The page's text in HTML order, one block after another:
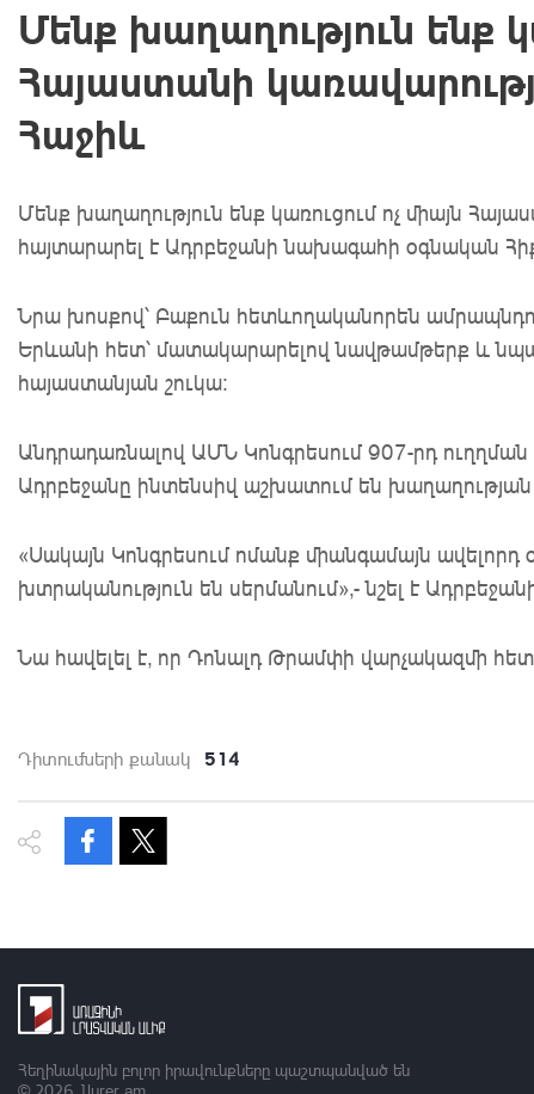
Մենք խաղաղություն ենք
Հայաստանի
Հաջիև
Մենք խաղաղություն ենք կառուցում ոչ միայն
հայտարարել է Ադրբեջանի նախագահի օգնական
Նրա խոսքով՝ Բաքուն հետևողականորեն
Երևանի հետ՝ մատակարարելով նավթամթերք և
հայաստանյան շուկա։
Անդրադառնալով ԱՄՆ Կոնգրեսում 907-րդ
Ադրբեջանը ինտենսիվ աշխատում են
«Սակայն Կոնգրեսում ոմանք միանգամայն
խտրականություն են սերմանում»,- նշել է
Նա հավելել է, որ Դոնալդ Թրամփի վարչակազմի
Դիտումների քանակ 514
Հեղինակային բոլոր իրավունքները պաշտպանված են
© 2026 1lurer.am